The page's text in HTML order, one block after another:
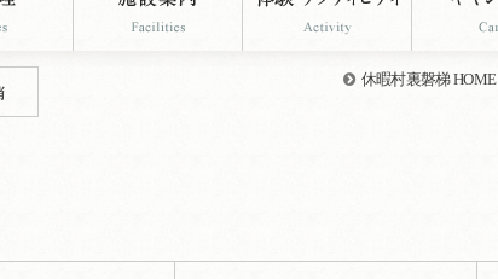
休暇村裏磐梯 HOME